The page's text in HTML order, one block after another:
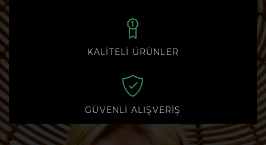
KALİTELİ ÜRÜNLER
GÜVENLİ ALIŞVERİŞ